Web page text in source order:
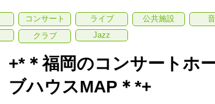
コンサート ライブ 公共施設
クラブ Jazz
+*＊福岡のコンサートホ
ブハウスMAP＊*+